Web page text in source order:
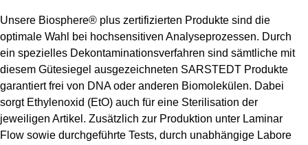
Unsere Biosphere® plus zertifizierten Produkte sind die
optimale Wahl bei hochsensitiven Analyseprozessen. Durch
ein spezielles Dekontaminationsverfahren sind sämtliche mit
diesem Gütesiegel ausgezeichneten SARSTEDT Produkte
garantiert frei von DNA oder anderen Biomolekülen. Dabei
sorgt Ethylenoxid (EtO) auch für eine Sterilisation der
jeweiligen Artikel. Zusätzlich zur Produktion unter Laminar
Flow sowie durchgeführte Tests, durch unabhängige Labore